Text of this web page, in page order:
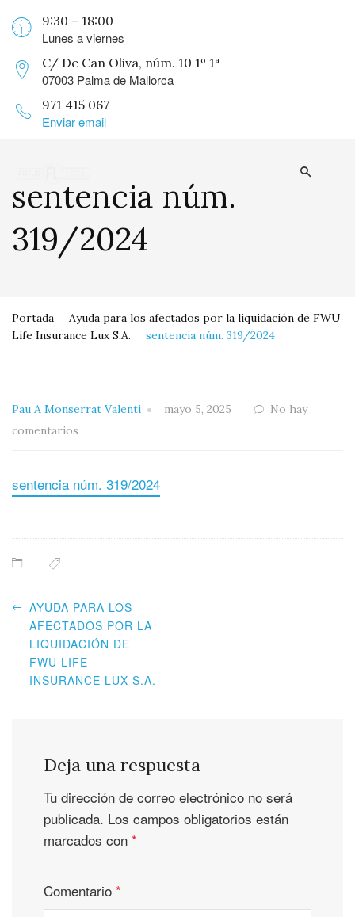
9:30 – 18:00
Lunes a viernes
C/ De Can Oliva, núm. 10 1º 1ª
07003 Palma de Mallorca
971 415 067
Enviar email
sentencia núm.
319/2024
Portada
Ayuda para los afectados por la liquidación de FWU
Life Insurance Lux S.A.
sentencia núm. 319/2024
Pau A Monserrat Valenti mayo 5, 2025
No hay
comentarios
sentencia núm. 319/2024
← AYUDA PARA LOS
AFECTADOS POR LA
LIQUIDACIÓN DE
FWU LIFE
INSURANCE LUX S.A.
Deja una respuesta
Tu dirección de correo electrónico no será
publicada. Los campos obligatorios están
marcados con *
Comentario *